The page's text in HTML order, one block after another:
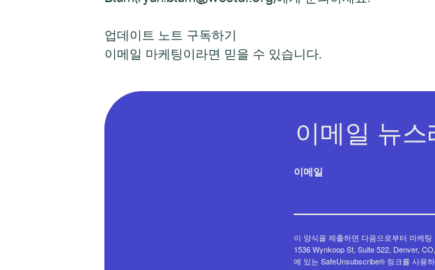
업데이트 노트 구독하기
이메일 마케팅이라면 믿을 수 있습니다.
이메일 뉴
이메일
이 양식을 제출하면 다음으로부터 마케
1536 Wynkoop St, Suite 522, Denver,
에 있는 SafeUnsubscribe® 링크를 사용